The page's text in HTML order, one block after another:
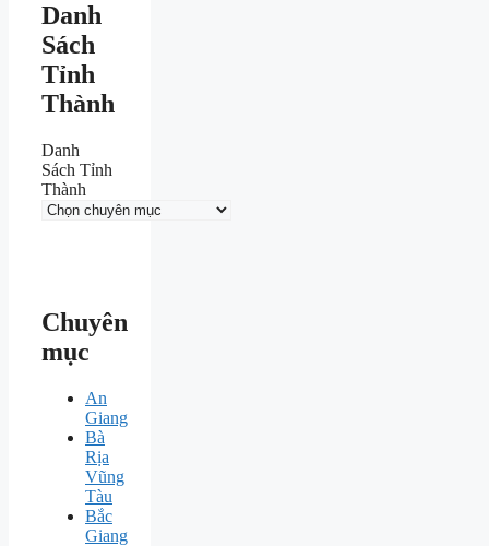
Danh
Sách
Tỉnh
Thành
Danh
Sách Tỉnh
Thành
Chuyên
mục
An
Giang
Bà
Rịa
Vũng
Tàu
Bắc
Giang